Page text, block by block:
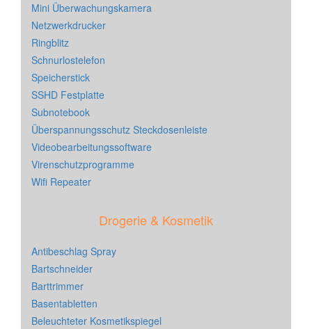
Mini Überwachungskamera
Netzwerkdrucker
Ringblitz
Schnurlostelefon
Speicherstick
SSHD Festplatte
Subnotebook
Überspannungsschutz Steckdosenleiste
Videobearbeitungssoftware
Virenschutzprogramme
Wifi Repeater
Drogerie & Kosmetik
Antibeschlag Spray
Bartschneider
Barttrimmer
Basentabletten
Beleuchteter Kosmetikspiegel